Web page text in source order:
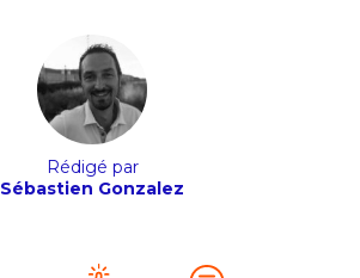
Rédigé par
Sébastien Gonzalez